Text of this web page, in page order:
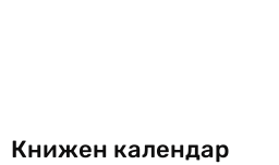
Книжен календар